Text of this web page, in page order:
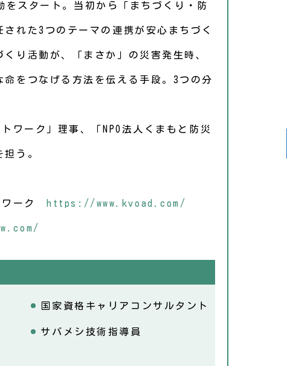
をスタート。当初から「まちづくり・防
れた3つのテーマの連携が安心まちづく
り活動が、「まさか」の災害発生時、
をつなげる方法を伝える手段。3つの分
ワーク」理事、「NPO法人くまもと防災
う。
ワーク https://www.kvoad.com/
国家資格キャリアコンサルタント
サバメシ技術指導員